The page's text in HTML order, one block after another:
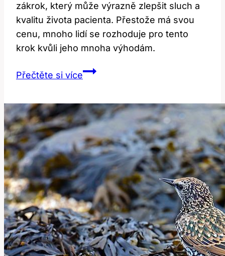
zákrok, který může výrazně zlepšit sluch a
kvalitu života pacienta. Přestože má svou
cenu, mnoho lidí se rozhoduje pro tento
krok kvůli jeho mnoha výhodám.
Přečtěte si vícePlastika
Cena
za
lepší
sluch
a
život